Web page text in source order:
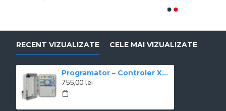
RECENT VIZUALIZATE CELE MAI VIZUALIZATE
Programator – Controler XC401 – E 4 zone exterior Hunter
755,00 lei